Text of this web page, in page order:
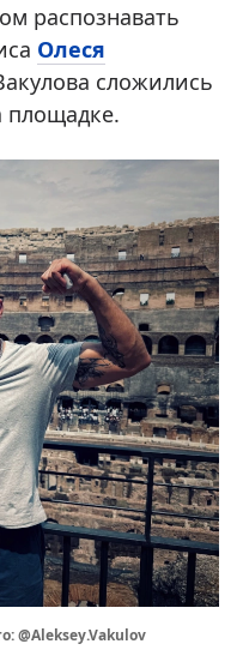
распознавать
Олеся
сложились
площадке.
@Aleksey.Vakulov